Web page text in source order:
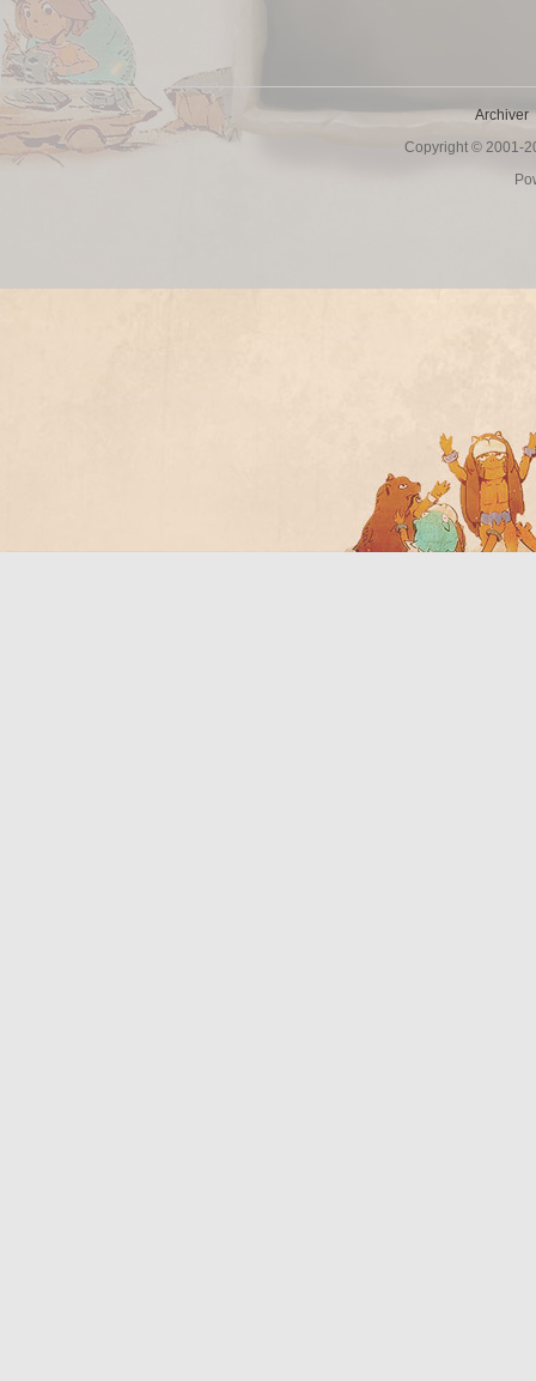
uz!
Archiver
Copyright © 2001-